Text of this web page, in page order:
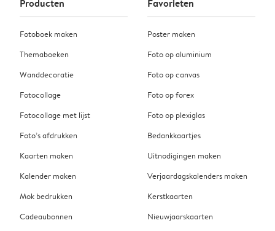
Producten
Fotoboek maken
Themaboeken
Wanddecoratie
Fotocollage
Fotocollage met lijst
Foto’s afdrukken
Kaarten maken
Kalender maken
Mok bedrukken
Cadeaubonnen
Favorieten
Poster maken
Foto op aluminium
Foto op canvas
Foto op forex
Foto op plexiglas
Bedankkaartjes
Uitnodigingen maken
Verjaardagskalenders maken
Kerstkaarten
Nieuwjaarskaarten